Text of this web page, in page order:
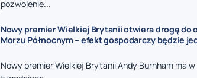
pozwolenie...
Nowy premier Wielkiej Brytanii otwiera drogę do
Morzu Północnym – efekt gospodarczy będzie
Nowy premier Wielkiej Brytanii Andy Burnham ma